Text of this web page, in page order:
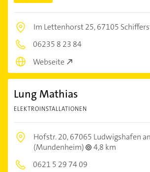
Im Lettenhorst 25,67105
06235 8 23 84
Webseite
Lung Mathias
ELEKTROINSTALLATIONEN
Hofstr. 20,67065 Ludwigshafen
(Mundenheim)
4,8 km
0621 5 29 74 09